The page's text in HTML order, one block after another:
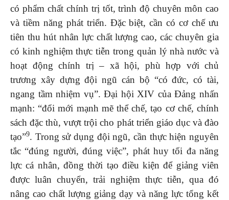
có phẩm chất chính trị tốt, trình độ chuyên môn cao
và tiềm năng phát triển. Đặc biệt, cần có cơ chế ưu
tiên thu hút nhân lực chất lượng cao, các chuyên gia
có kinh nghiệm thực tiễn trong quản lý nhà nước và
hoạt động chính trị – xã hội, phù hợp với chủ
trương xây dựng đội ngũ cán bộ “có đức, có tài,
ngang tầm nhiệm vụ”. Đại hội XIV của Đảng nhấn
mạnh: “đổi mới mạnh mẽ thể chế, tạo cơ chế, chính
sách đặc thù, vượt trội cho phát triển giáo dục và đào
tạo”9. Trong sử dụng đội ngũ, cần thực hiện nguyên
tắc “đúng người, đúng việc”, phát huy tối đa năng
lực cá nhân, đồng thời tạo điều kiện để giảng viên
được luân chuyển, trải nghiệm thực tiễn, qua đó
nâng cao chất lượng giảng dạy và năng lực tổng kết